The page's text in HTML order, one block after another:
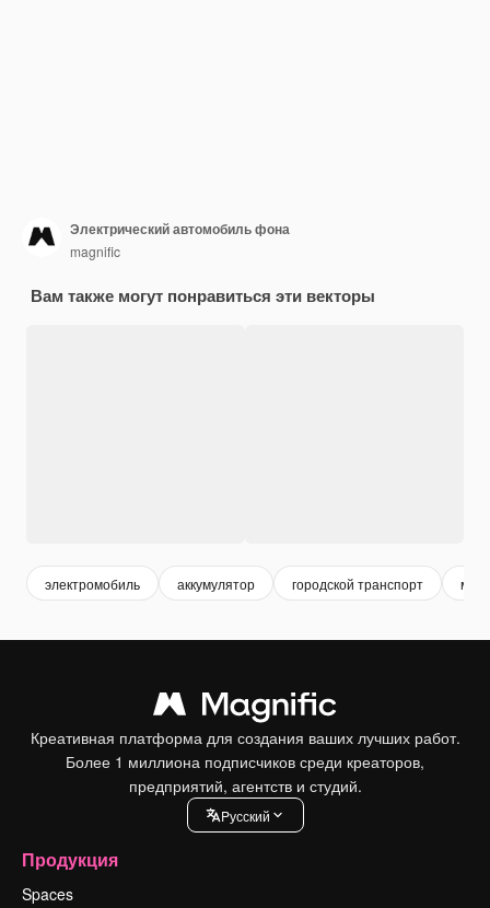
Электрический автомобиль фона
magnific
Вам также могут понравиться эти векторы
электромобиль аккумулятор городской транспорт
Креативная платформа для создания ваших лучших работ.
Более 1 миллиона подписчиков среди креаторов,
предприятий, агентств и студий.
Pусский
Продукция
Spaces